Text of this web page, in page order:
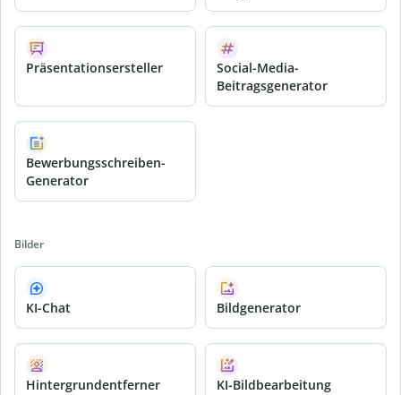
Präsentationsersteller
Social-Media-
Beitragsgenerator
Bewerbungsschreiben-
Generator
Bilder
KI-Chat Bildgenerator
Hintergrundentferner KI-Bildbearbeitung